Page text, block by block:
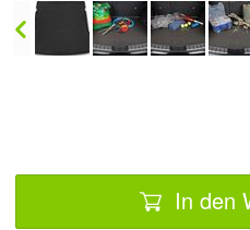
In den